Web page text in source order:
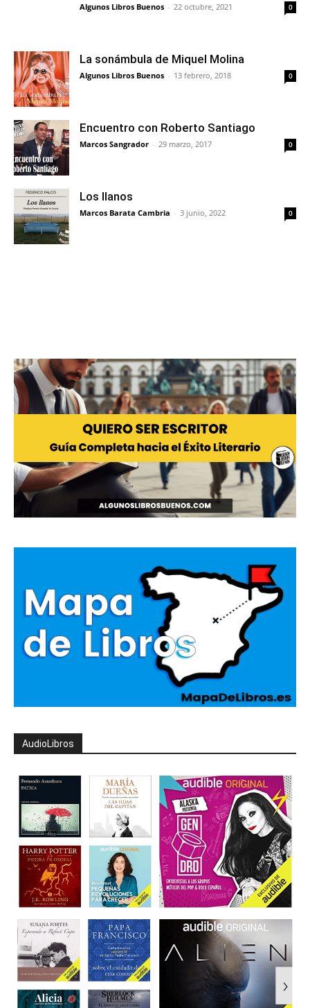
Algunos Libros Buenos - 22 octubre, 2021 0
La sonámbula de Miquel Molina
Algunos Libros Buenos - 13 febrero, 2018 0
Encuentro con Roberto Santiago
Marcos Sangrador - 29 marzo, 2017 0
Los llanos
Marcos Barata Cambria - 3 junio, 2022 0
AudioLibros